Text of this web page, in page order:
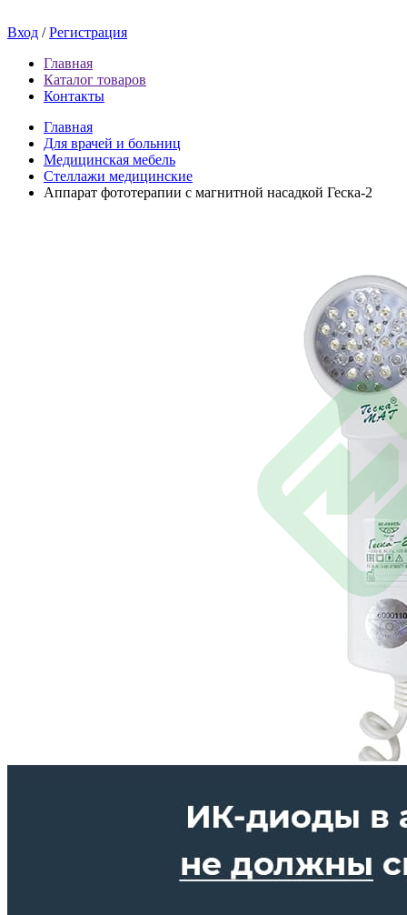
Вход /Регистрация
Главная
Каталог товаров
Контакты
Главная
Для врачей и больниц
Медицинская мебель
Стеллажи медицинские
Аппарат фототерапии с магнитной насадкой Геска-2